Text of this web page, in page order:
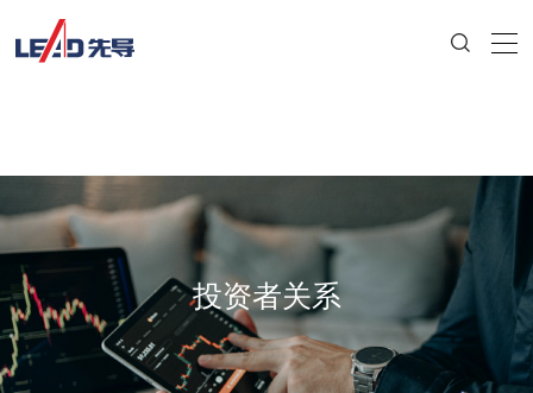
投资者关系